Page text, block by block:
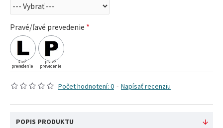
Počet hodnotení: 0 - Napísať recenziu
Pravé/ľavé prevedenie
ľavé
prevedenie
pravé
prevedenie
POPIS PRODUKTU